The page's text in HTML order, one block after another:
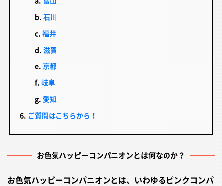
石川
福井
滋賀
京都
岐阜
愛知
ご質問はこちらから！
お色気ハッピーコンパニオンとは何なのか？
お色気ハッピーコンパニオンとは、いわゆるピンクコンパ